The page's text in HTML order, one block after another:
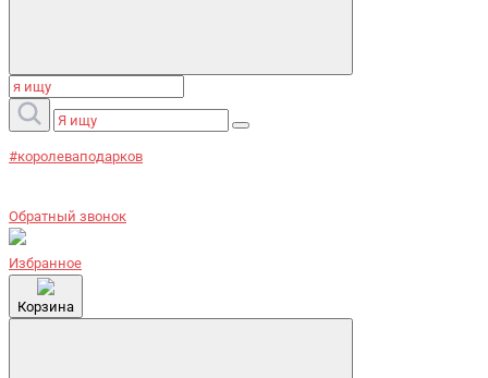
#королеваподарков
Обратный звонок
Избранное
Корзина